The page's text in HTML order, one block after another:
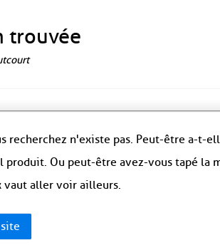
trouvée
recherchez n'existe pas. Peut-être a-t-
Ou peut-être avez-vous tapé la
vaut aller voir ailleurs.